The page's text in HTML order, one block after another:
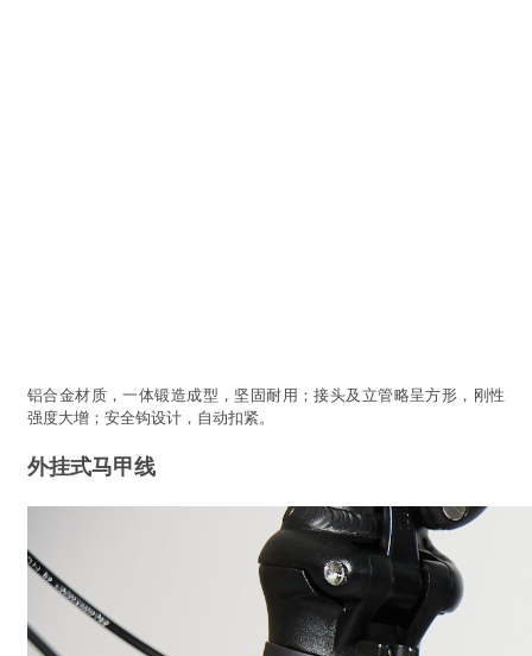
铝合金材质，一体锻造成型，坚固耐用；接头及立管略呈方形，刚性
强度大增；安全钩设计，自动扣紧。
外挂式马甲线